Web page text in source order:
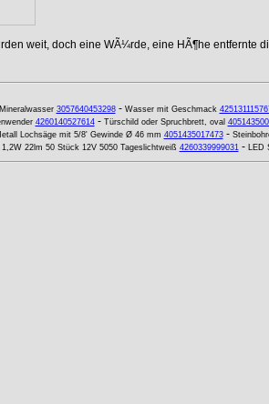
weit, doch eine WÃ¼rde, eine HÃ¶he entfernte
Mineralwasser 3057640453298- Wasser mit Geschmack
4260140527614- Türschild oder Spruchbrett, oval
Lochsäge mit 5/8' Gewinde Ø 46 mm 4051435017473-
22lm 50 Stück 12V 5050 Tageslichtweiß 4260339999031- LED